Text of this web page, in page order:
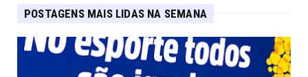
POSTAGENS MAIS LIDAS NA SEMANA